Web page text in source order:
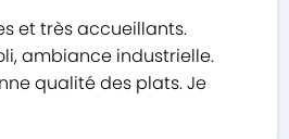
et très accueillants.
ambiance industrielle.
qualité des plats. Je